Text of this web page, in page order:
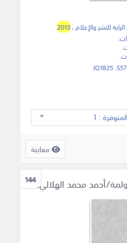
الراية للنشر والإعلام،2013
.
.
.
.
JQ1825 .S57
: 1
معاينة
144أحمد محمد الهلالي.